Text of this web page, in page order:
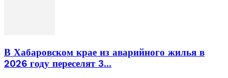
В Хабаровском крае из аварийного жилья в
2026 году переселят 3...